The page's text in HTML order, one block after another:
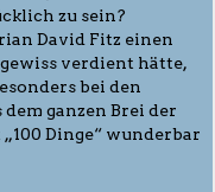
zu sein?
David Fitz einen
verdient hätte,
bei den
ganzen Brei der
Dinge“ wunderbar